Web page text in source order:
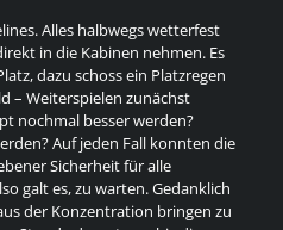
Alles halbwegs wetterfest
in die Kabinen nehmen. Es
dazu schoss ein Platzregen
– Weiterspielen zunächst
nochmal besser werden?
Auf jeden Fall konnten die
Sicherheit für alle
galt es, zu warten. Gedanklich
der Konzentration bringen zu